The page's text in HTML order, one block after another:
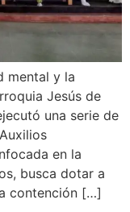
mental y la
Jesús de
una serie de
en la
busca dotar a
contención […]